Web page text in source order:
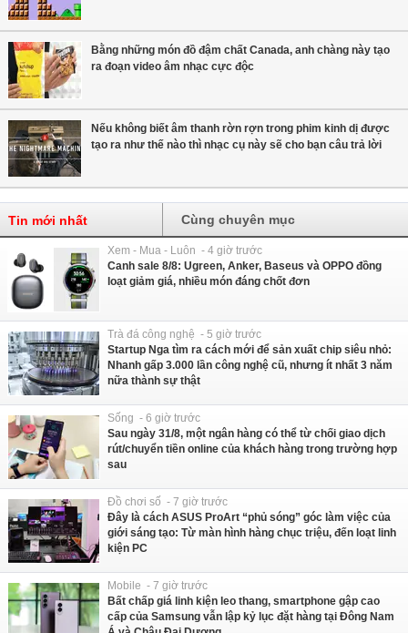
Bằng những món đồ đậm chất Canada, anh chàng này tạo
ra đoạn video âm nhạc cực độc
Nếu không biết âm thanh rờn rợn trong phim kinh dị được
tạo ra như thế nào thì nhạc cụ này sẽ cho bạn câu trả lời
Tin mới nhất Cùng chuyên mục
Xem - Mua - Luôn - 4 giờ trước
Canh sale 8/8: Ugreen, Anker, Baseus và OPPO đồng
loạt giảm giá, nhiều món đáng chốt đơn
Trà đá công nghệ - 5 giờ trước
Startup Nga tìm ra cách mới để sản xuất chip siêu nhỏ:
Nhanh gấp 3.000 lần công nghệ cũ, nhưng ít nhất 3 năm
nữa thành sự thật
Sống - 6 giờ trước
Sau ngày 31/8, một ngân hàng có thể từ chối giao dịch
rút/chuyển tiền online của khách hàng trong trường hợp
sau
Đồ chơi số - 7 giờ trước
Đây là cách ASUS ProArt “phủ sóng” góc làm việc của
giới sáng tạo: Từ màn hình hàng chục triệu, đến loạt linh
kiện PC
Mobile - 7 giờ trước
Bất chấp giá linh kiện leo thang, smartphone gập cao
cấp của Samsung vẫn lập kỷ lục đặt hàng tại Đông Nam